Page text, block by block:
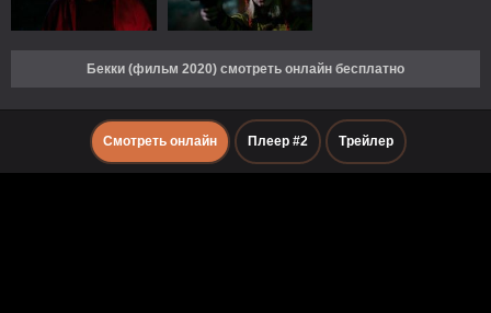
Бекки (фильм 2020) смотреть онлайн бесплатно
Смотреть онлайн Плеер #2 Трейлер